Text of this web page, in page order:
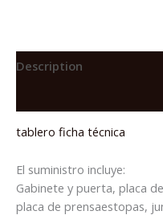
de
quantity
Description
tablero ficha técnica
El suministro incluye:
Gabinete y puerta, placa
placa de prensaestopas,